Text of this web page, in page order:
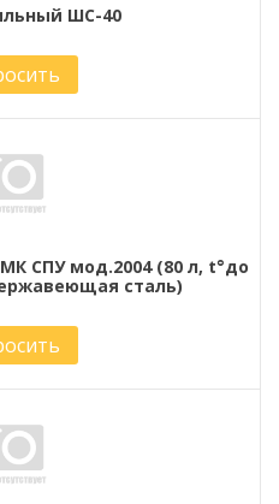
ШС-40
СПУ мод.2004 (80 л, t°до
сталь)